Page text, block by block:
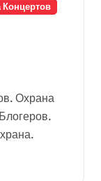
Концертов